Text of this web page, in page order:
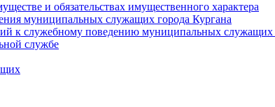
и обязательствах имущественного характера
муниципальных служащих города Кургана
к служебному поведению муниципальных
службе